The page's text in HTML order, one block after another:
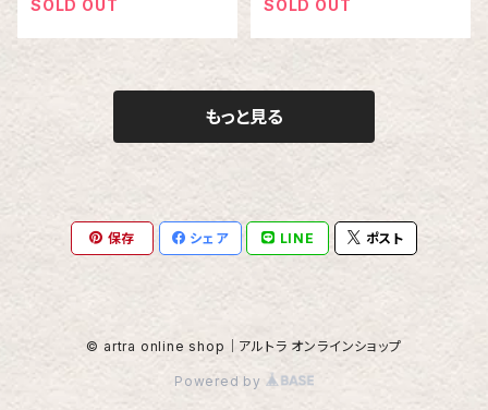
SOLD OUT
SOLD OUT
もっと見る
保存 シェア LINE ポスト
© artra online shop｜アルトラ オンラインショップ
Powered by